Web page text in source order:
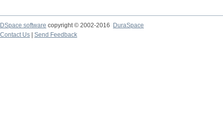
DSpace software copyright © 2002-2016
DuraSpace
Contact Us
Send Feedback